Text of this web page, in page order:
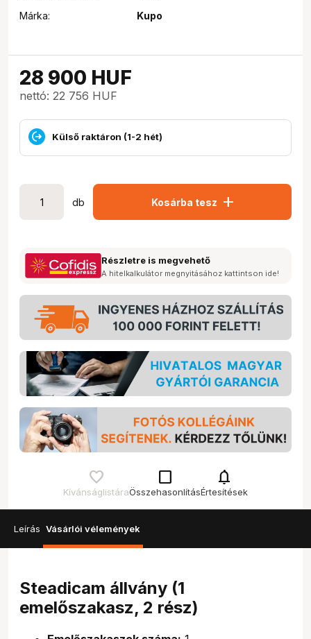
Márka:
Kupo
28 900 HUF
nettó: 22 756 HUF
Külső raktáron (1-2 hét)
db Kosárba tesz add
Részletre is megvehető
A hitelkalkulátor megnyitásához kattintson ide!
Kívánságlistára
check_box_outline_blank
Összehasonlítás
notifications
Értesítések
Leírás Vásárlói vélemények
Steadicam állvány (1
emelőszakasz, 2 rész)